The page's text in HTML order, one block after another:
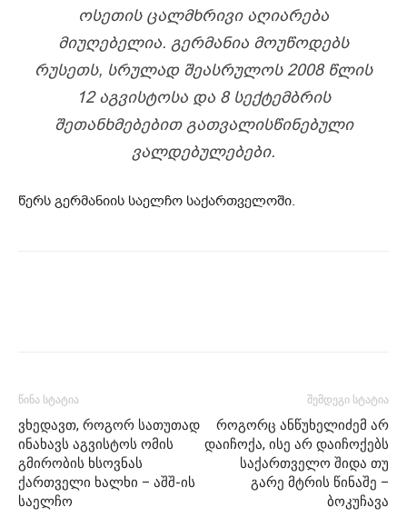
ᲝᲡᲔᲗᲘᲡ ᲪᲐᲚᲛᲮᲠᲘᲕᲘ ᲐᲦᲘᲐᲠᲔᲑᲐ
ᲛᲘᲣᲦᲔᲑᲔᲚᲘᲐ. ᲒᲔᲠᲛᲐᲜᲘᲐ ᲛᲝᲣᲬᲝᲓᲔᲑᲡ
ᲠᲣᲡᲔᲗᲡ, ᲡᲠᲣᲚᲐᲓ ᲨᲔᲐᲡᲠᲣᲚᲝᲡ 2008 ᲬᲚᲘᲡ
12 ᲐᲒᲕᲘᲡᲢᲝᲡᲐ ᲓᲐ 8 ᲡᲔᲥᲢᲔᲛᲑᲠᲘᲡ
ᲨᲔᲗᲐᲜᲮᲛᲔᲑᲔᲑᲘᲗ ᲒᲐᲗᲕᲐᲚᲘᲡᲬᲘᲜᲔᲑᲣᲚᲘ
ᲕᲐᲚᲓᲔᲑᲣᲚᲔᲑᲔᲑᲘ.
წერს გერმანიის საელჩო საქართველოში.
წინა სტატია
ვხედავთ, როგორ სათუთად
ინახავს აგვისტოს ომის
გმირობის ხსოვნას
ქართველი ხალხი – აშშ-ის
საელჩო
შემდეგი სტატია
როგორც ანწუხელიძემ არ
დაიჩოქა, ისე არ დაიჩოქებს
საქართველო შიდა თუ
გარე მტრის წინაშე –
ბოკუჩავა